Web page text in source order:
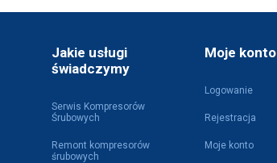
Jakie usługi
świadczymy
Serwis Kompresorów
Śrubowych
Remont kompresorów
śrubowych
Moje konto
Logowanie
Rejestracja
Moje konto